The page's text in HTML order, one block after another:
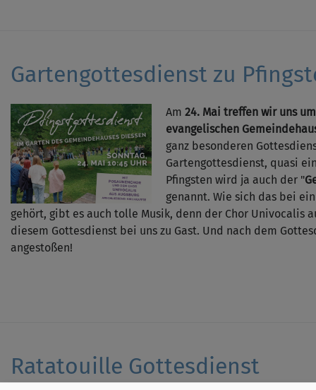
Gartengottesdienst zu
Am 24. Mai treffen wir uns
evangelischen
ganz besonderen
Gartengottesdienst, quasi
Pfingsten wird ja auch der "
genannt. Wie sich das bei
gehört, gibt es auch tolle Musik, denn der Chor Univocalis
diesem Gottesdienst bei uns zu Gast. Und nach dem
angestoßen!
Ratatouille Gottesdienst